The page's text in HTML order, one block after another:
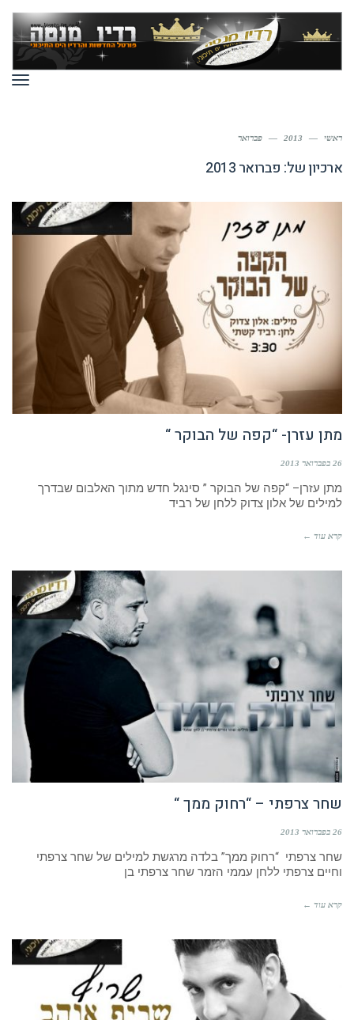
ראשי —
2013
— פברואר
ארכיון של: פברואר 2013
מתן עזרן- “קפה של הבוקר “
26 בפברואר 2013
מתן עזרן– “קפה של הבוקר ” סינגל חדש מתוך האלבום שבדרך
למילים של אלון צדוק ללחן של רביד
קרא עוד ←
שחר צרפתי – “רחוק ממך “
26 בפברואר 2013
שחר צרפתי “רחוק ממך” בלדה מרגשת למילים של שחר צרפתי
וחיים צרפתי ללחן עממי הזמר שחר צרפתי בן
קרא עוד ←